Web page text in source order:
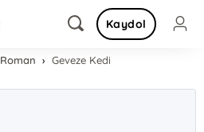
Kaydol
Roman Geveze Kedi